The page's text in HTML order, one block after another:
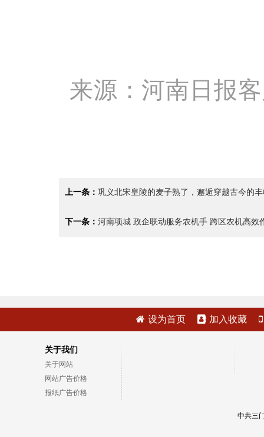
来源：河南日报
上一条： 巩义北宋皇陵的麦子熟了，邂逅穿越古今的
下一条： 河南项城 政企联动服务农机手 跨区农机高效
设为首页 加入收藏
关于我们
关于网站
网站广告价格
报纸广告价格
中共三